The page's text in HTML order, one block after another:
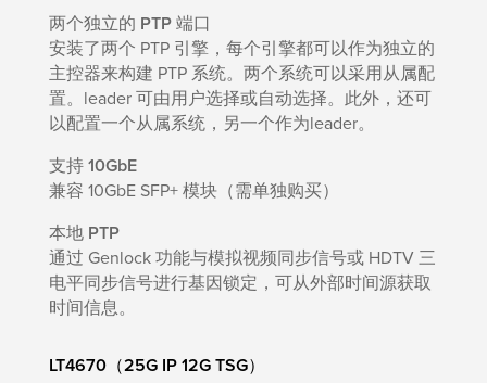
两个独立的 PTP 端口
安装了两个 PTP 引擎，每个引擎都可以作为独立的
主控器来构建 PTP 系统。两个系统可以采用从属配
置。leader 可由用户选择或自动选择。此外，还可
以配置一个从属系统，另一个作为leader。
支持 10GbE
兼容 10GbE SFP+ 模块（需单独购买）
本地 PTP
通过 Genlock 功能与模拟视频同步信号或 HDTV 三
电平同步信号进行基因锁定，可从外部时间源获取
时间信息。
LT4670（25G IP 12G TSG）